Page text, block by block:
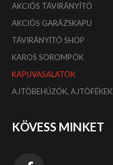
AKCIÓS TÁVIRÁNYÍTÓ
AKCIÓS GARÁZSKAPU
TÁVIRÁNYÍTÓ SHOP
KAROS SOROMPÓK
KAPUVASALATOK
AJTÓBEHÚZÓK, AJTÓFÉKEK
KÖVESS MINKET